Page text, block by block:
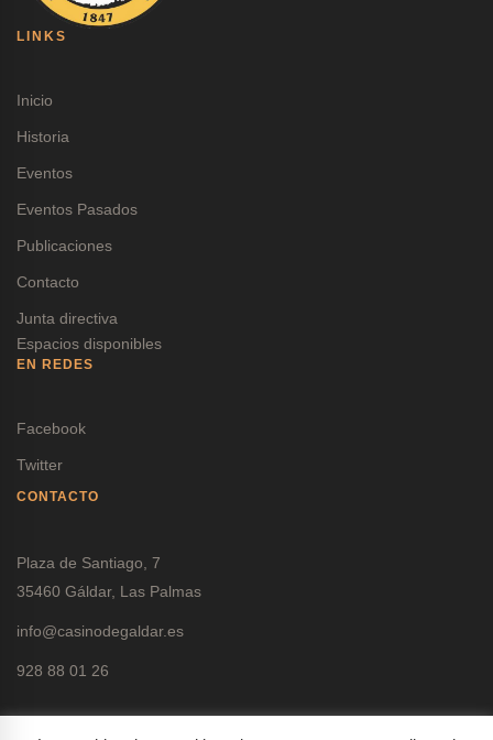
LINKS
Inicio
Historia
Eventos
Eventos Pasados
Publicaciones
Contacto
Junta directiva
Espacios disponibles
EN REDES
Facebook
Twitter
CONTACTO
Plaza de Santiago, 7
35460 Gáldar, Las Palmas
info@casinodegaldar.es
928 88 01 26